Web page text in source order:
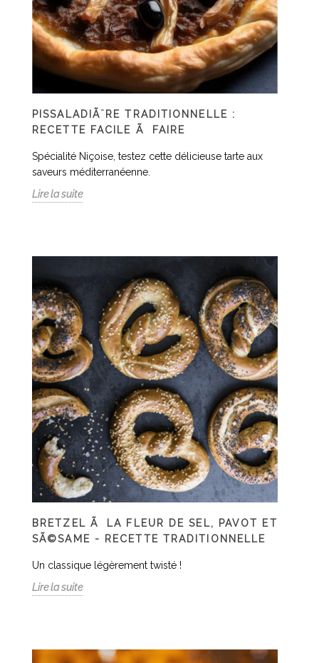
PISSALADIÃ¨RE TRADITIONNELLE :
RECETTE FACILE Ã FAIRE
Spécialité Niçoise, testez cette délicieuse tarte aux
saveurs méditerranéenne.
Lire la suite
BRETZEL Ã LA FLEUR DE SEL, PAVOT ET
SÃ©SAME - RECETTE TRADITIONNELLE
Un classique légèrement twisté !
Lire la suite